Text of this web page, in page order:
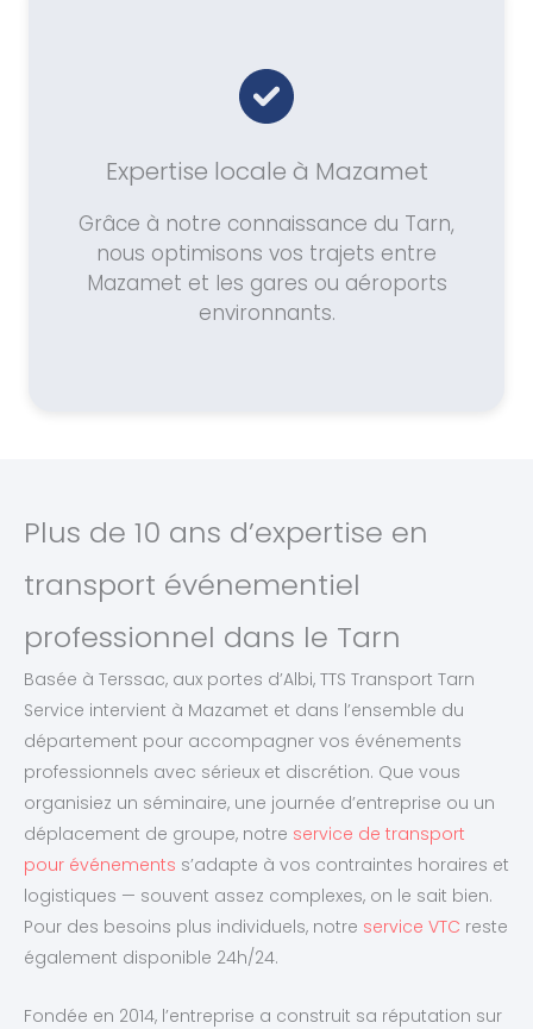
Expertise locale à Mazamet
Grâce à notre connaissance du Tarn,
nous optimisons vos trajets entre
Mazamet et les gares ou aéroports
environnants.
Plus de 10 ans d’expertise en
transport événementiel
professionnel dans le Tarn
Basée à Terssac, aux portes d’Albi, TTS Transport Tarn
Service intervient à Mazamet et dans l’ensemble du
département pour accompagner vos événements
professionnels avec sérieux et discrétion. Que vous
organisiez un séminaire, une journée d’entreprise ou un
déplacement de groupe, notre service de transport
pour événements s’adapte à vos contraintes horaires et
logistiques — souvent assez complexes, on le sait bien.
Pour des besoins plus individuels, notre service VTC reste
également disponible 24h/24.
Fondée en 2014, l’entreprise a construit sa réputation sur